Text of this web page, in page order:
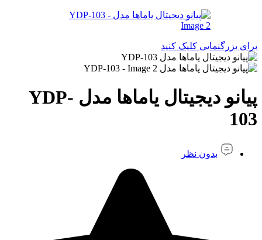
برای بزرگنمایی کلیک کنید
پیانو دیجیتال یاماها مدل YDP-
103
بدون نظر